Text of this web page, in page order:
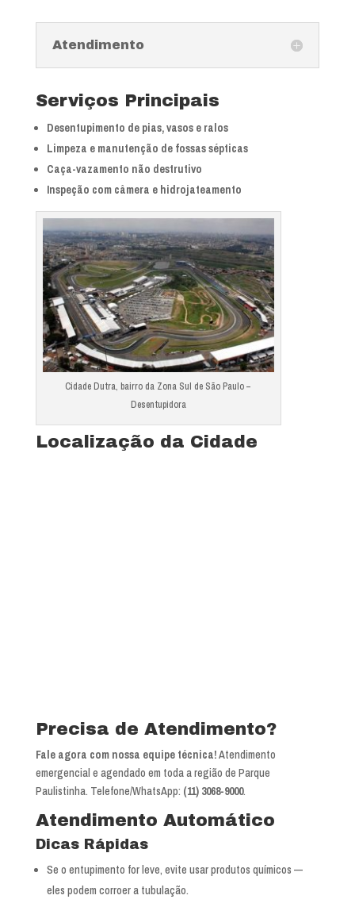
Atendimento
Serviços Principais
Desentupimento de pias, vasos e ralos
Limpeza e manutenção de fossas sépticas
Caça-vazamento não destrutivo
Inspeção com câmera e hidrojateamento
Cidade Dutra, bairro da Zona Sul de São Paulo –
Desentupidora
Localização da Cidade
Precisa de Atendimento?
Fale agora com nossa equipe técnica!Atendimento
emergencial e agendado em toda a região de Parque
Paulistinha. Telefone/WhatsApp: (11) 3068-9000.
Atendimento Automático
Dicas Rápidas
Se o entupimento for leve, evite usar produtos químicos —
eles podem corroer a tubulação.